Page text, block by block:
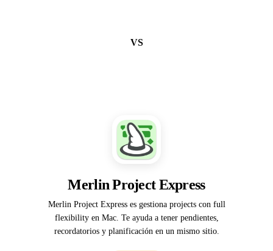
VS
Merlin Project Express
Merlin Project Express es gestiona projects con full
flexibility en Mac. Te ayuda a tener pendientes,
recordatorios y planificación en un mismo sitio.